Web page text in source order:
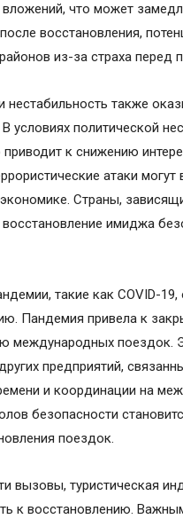
что может
восстановления,
из-за страха перед
нестабильность также
условиях политической
приводит к снижению
атаки
Страны,
имиджа
такие как COVID-
Пандемия привела к
международных поездок.
предприятий,
и координации на
безопасности
поездок.
вызовы, туристическая
к восстановлению.